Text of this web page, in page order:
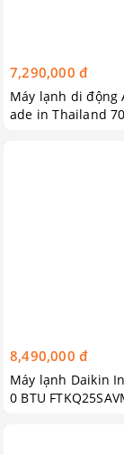
7,290,000 đ
Máy lạnh di động
ade in Thailand
8,490,000 đ
Máy lạnh Daikin
0 BTU